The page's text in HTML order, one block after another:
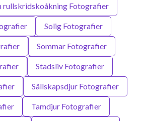
rullskridskoåkning Fotografier
Solig Fotografier
Sommar Fotografier
Stadsliv Fotografier
Sällskapsdjur Fotografier
Tamdjur Fotografier